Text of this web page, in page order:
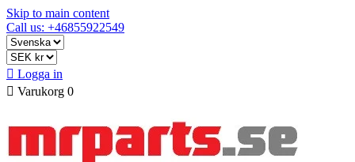
Skip to main content
Call us: +46855922549
 Logga in
 Varukorg 0